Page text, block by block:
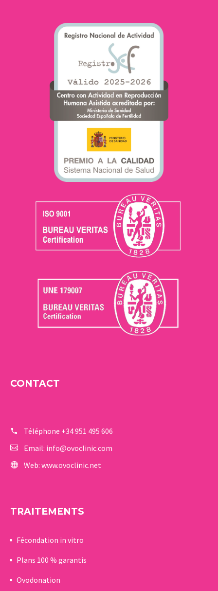
le cas.
CONTACT
Téléphone +34 951 495 606
Email: info@ovoclinic.com
Web: www.ovoclinic.net
TRAITEMENTS
Fécondation in vitro
Plans 100 % garantis
Ovodonation